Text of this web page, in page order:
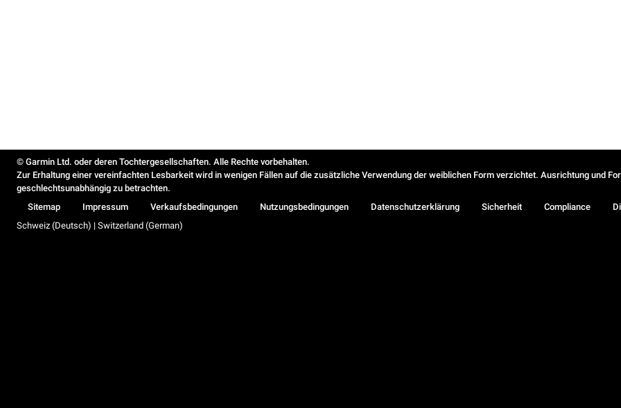
© Garmin Ltd. oder deren Tochtergesellschaften. Alle Rechte vorbehalten.
Zur Erhaltung einer vereinfachten Lesbarkeit wird in wenigen Fällen auf die zusätzliche Verwendung der weiblichen Form verzichtet. Ausrichtung und
geschlechtsunabhängig zu betrachten.
Sitemap
Impressum Verkaufsbedingungen Nutzungsbedingungen Datenschutzerklärung Sicherheit Compliance
Schweiz (Deutsch) | Switzerland (German)